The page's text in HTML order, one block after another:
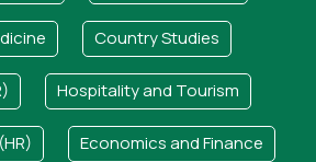
Country Studies
Hospitality and Tourism
Economics and Finance